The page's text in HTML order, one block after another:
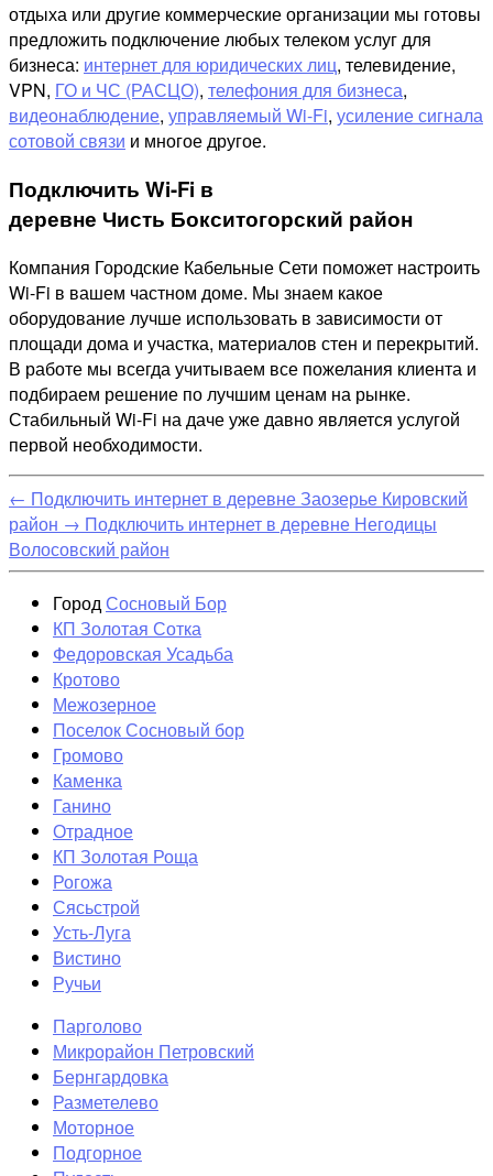
отдыха или другие коммерческие организации мы готовы
предложить подключение любых телеком услуг для
бизнеса: интернет для юридических лиц, телевидение,
VPN, ГО и ЧС (РАСЦО), телефония для бизнеса,
видеонаблюдение, управляемый Wi-Fi, усиление сигнала
сотовой связи и многое другое.
Подключить Wi-Fi в
деревне Чисть Бокситогорский район
Компания Городские Кабельные Сети поможет настроить
Wi-Fi в вашем частном доме. Мы знаем какое
оборудование лучше использовать в зависимости от
площади дома и участка, материалов стен и перекрытий.
В работе мы всегда учитываем все пожелания клиента и
подбираем решение по лучшим ценам на рынке.
Стабильный Wi-Fi на даче уже давно является услугой
первой необходимости.
← Подключить интернет в деревне Заозерье Кировский
район → Подключить интернет в деревне Негодицы
Волосовский район
ГородСосновый Бор
КП Золотая Сотка
Федоровская Усадьба
Кротово
Межозерное
Поселок Сосновый бор
Громово
Каменка
Ганино
Отрадное
КП Золотая Роща
Рогожа
Сясьстрой
Усть-Луга
Вистино
Ручьи
Парголово
Микрорайон Петровский
Бернгардовка
Разметелево
Моторное
Подгорное